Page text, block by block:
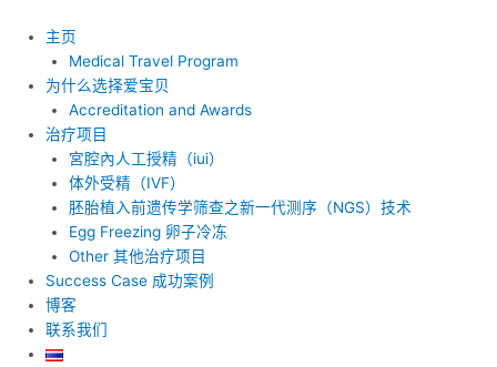
主页
Medical Travel Program
为什么选择爱宝贝
Accreditation and Awards
治疗项目
宮腔內人工授精（iui）
体外受精（IVF）
胚胎植入前遗传学筛查之新一代测序（NGS）技术
Egg Freezing 卵子冷冻
Other 其他治疗项目
Success Case 成功案例
博客
联系我们